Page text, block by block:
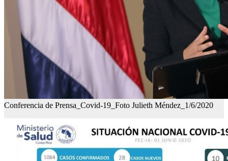
Conferencia de Prensa_Covid-19_Foto Julieth Méndez_1/6/2020